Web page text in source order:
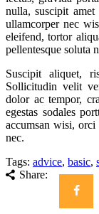
nulla, suscipit
ullamcorper nec
eleifend, tortor
pellentesque soluta
Suscipit aliquet,
Sollicitudin velit
dolor ac tempor,
egestas sodales
accumsan wisi,
nec.
Tags: advice, basic,
Share: